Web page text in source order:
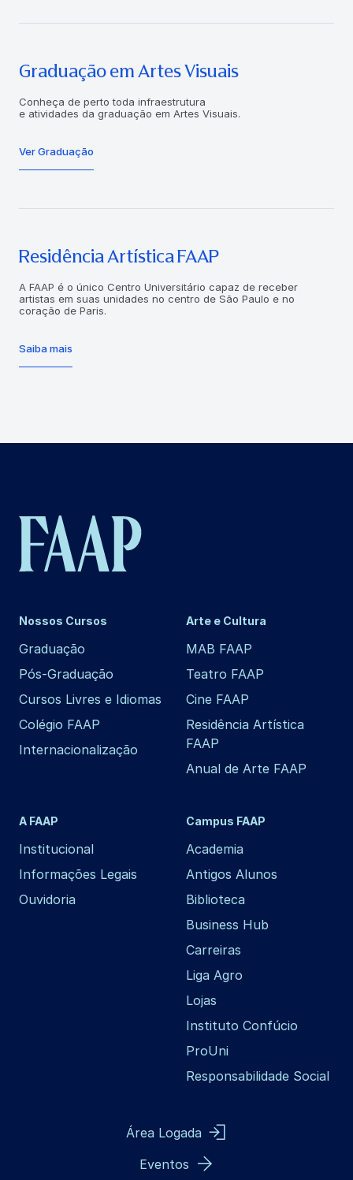
Graduação em Artes Visuais
Conheça de perto toda infraestrutura
e atividades da graduação em Artes Visuais.
Ver Graduação
Residência Artística FAAP
A FAAP é o único Centro Universitário capaz de receber
artistas em suas unidades no centro de São Paulo e no
coração de Paris.
Saiba mais
Nossos Cursos
Graduação
Pós-Graduação
Cursos Livres e Idiomas
Colégio FAAP
Internacionalização
Arte e Cultura
MAB FAAP
Teatro FAAP
Cine FAAP
Residência Artística
FAAP
Anual de Arte FAAP
A FAAP
Institucional
Informações Legais
Ouvidoria
Campus FAAP
Academia
Antigos Alunos
Biblioteca
Business Hub
Carreiras
Liga Agro
Lojas
Instituto Confúcio
ProUni
Responsabilidade Social
Área Logada
Eventos